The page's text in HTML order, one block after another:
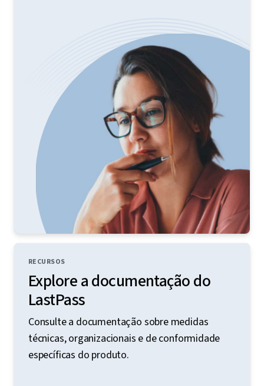
RECURSOS
Explore a documentação do
LastPass
Consulte a documentação sobre medidas
técnicas, organizacionais e de conformidade
específicas do produto.